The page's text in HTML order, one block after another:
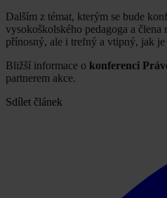
Dalším z témat, kterým se bude
vysokoškolského pedagoga a
přínosný, ale i trefný a vtipný, jak
Bližší informace o konferenci
partnerem akce.
Sdílet článek